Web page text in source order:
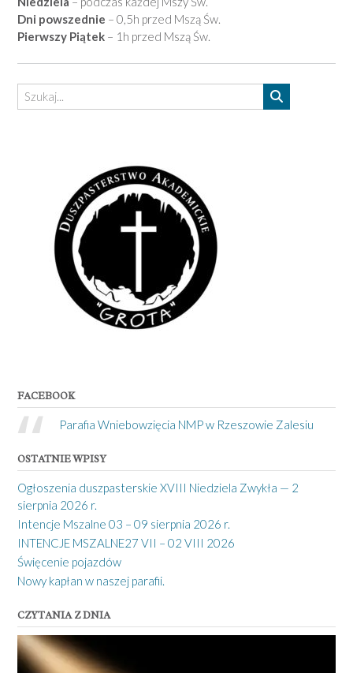
Dni powszednie – 0,5h przed Mszą Św.
Pierwszy Piątek – 1h przed Mszą Św.
FACEBOOK
Parafia Wniebowzięcia NMP w Rzeszowie Zalesiu
OSTATNIE WPISY
Ogłoszenia duszpasterskie XVIII Niedziela Zwykła — 2
sierpnia 2026 r.
Intencje Mszalne 03 – 09 sierpnia 2026 r.
INTENCJE MSZALNE27 VII – 02 VIII 2026
Święcenie pojazdów
Nowy kapłan w naszej parafii.
CZYTANIA Z DNIA